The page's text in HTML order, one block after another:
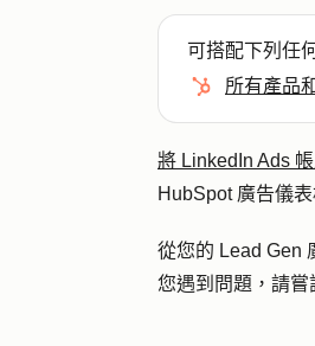
可搭配下列任
所有產品
將 LinkedIn Ads
HubSpot 廣告儀表
從您的 Lead Gen
您遇到問題，請嘗